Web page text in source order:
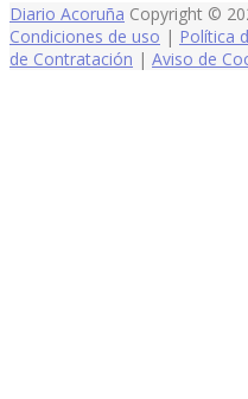
Diario Acoruña Copyright ©
Condiciones de uso | Política
de Contratación | Aviso de